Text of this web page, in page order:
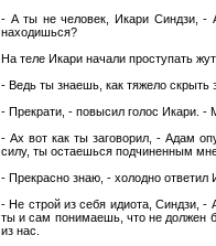
- А ты не человек, Икари Синдзи, -
находишься?
На теле Икари начали проступать
- Ведь ты знаешь, как тяжело скрыть
- Прекрати, - повысил голос Икари. -
- Ах вот как ты заговорил, - Адам
силу, ты остаешься подчиненным
- Прекрасно знаю, - холодно ответил
- Не строй из себя идиота, Синдзи, -
ты и сам понимаешь, что не должен
из нас.